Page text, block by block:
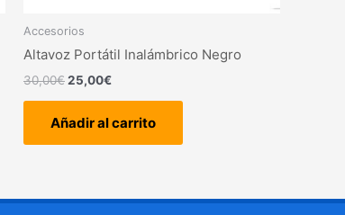
Accesorios
Altavoz Portátil Inalámbrico Negro
30,00€25,00€
Añadir al carrito